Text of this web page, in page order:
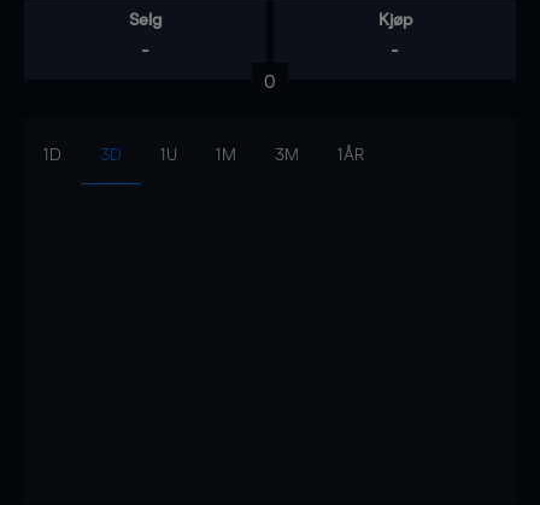
Selg
-
Kjøp
-
0
1D 3D 1U 1M 3M 1ÅR